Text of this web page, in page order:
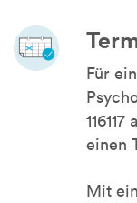
Für
einen
Mit